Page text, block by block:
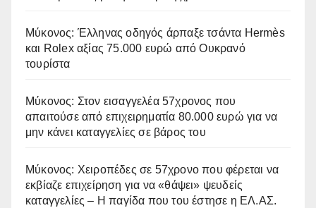
Μύκονος: Έλληνας οδηγός άρπαξε τσάντα Hermès
και Rolex αξίας 75.000 ευρώ από Ουκρανό
τουρίστα
Μύκονος: Στον εισαγγελέα 57χρονος που
απαιτούσε από επιχειρηματία 80.000 ευρώ για να
μην κάνει καταγγελίες σε βάρος του
Μύκονος: Χειροπέδες σε 57χρονο που φέρεται να
εκβίαζε επιχείρηση για να «θάψει» ψευδείς
καταγγελίες – Η παγίδα που του έστησε η ΕΛ.ΑΣ.